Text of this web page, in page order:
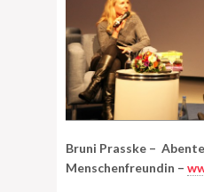
Bruni Prasske –
Menschenfreundin –